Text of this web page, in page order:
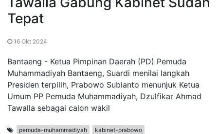
Tepat
16 Okt 2024
Bantaeng - Ketua Pimpinan Daerah (PD) Pemuda
Muhammadiyah Bantaeng, Suardi menilai langkah
Presiden terpilih, Prabowo Subianto menunjuk Ketua
Umum PP Pemuda Muhammadiyah, Dzulfikar Ahmad
Tawalla sebagai calon wakil
pemuda-muhammadiyah kabinet-prabowo